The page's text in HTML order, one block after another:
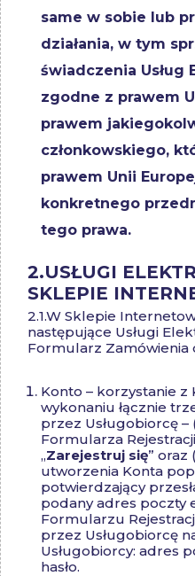
same w sobie lub
działania, w tym
świadczenia Usług
zgodne z prawem
prawem
członkowskiego,
prawem Unii
konkretnego
tego prawa.
2.USŁUGI
SKLEPIE
2.1.W Sklepie
następujące Usługi
Formularz Zamówienia
Konto – korzystanie z
wykonaniu łącznie
przez Usługobiorcę –
Formularza
„Zarejestruj się” oraz
utworzenia Konta
potwierdzający
podany adres poczty
Formularzu
przez Usługobiorcę
Usługobiorcy: adres
hasło.